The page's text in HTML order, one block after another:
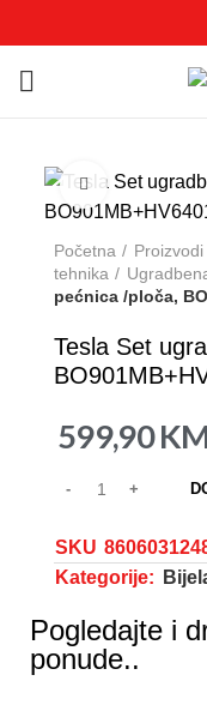
Click to
Početna
tehnika
pećnica /ploča,
Tesla Set
599,90
SKU
Kategorije:
Pogledajte i
ponude..